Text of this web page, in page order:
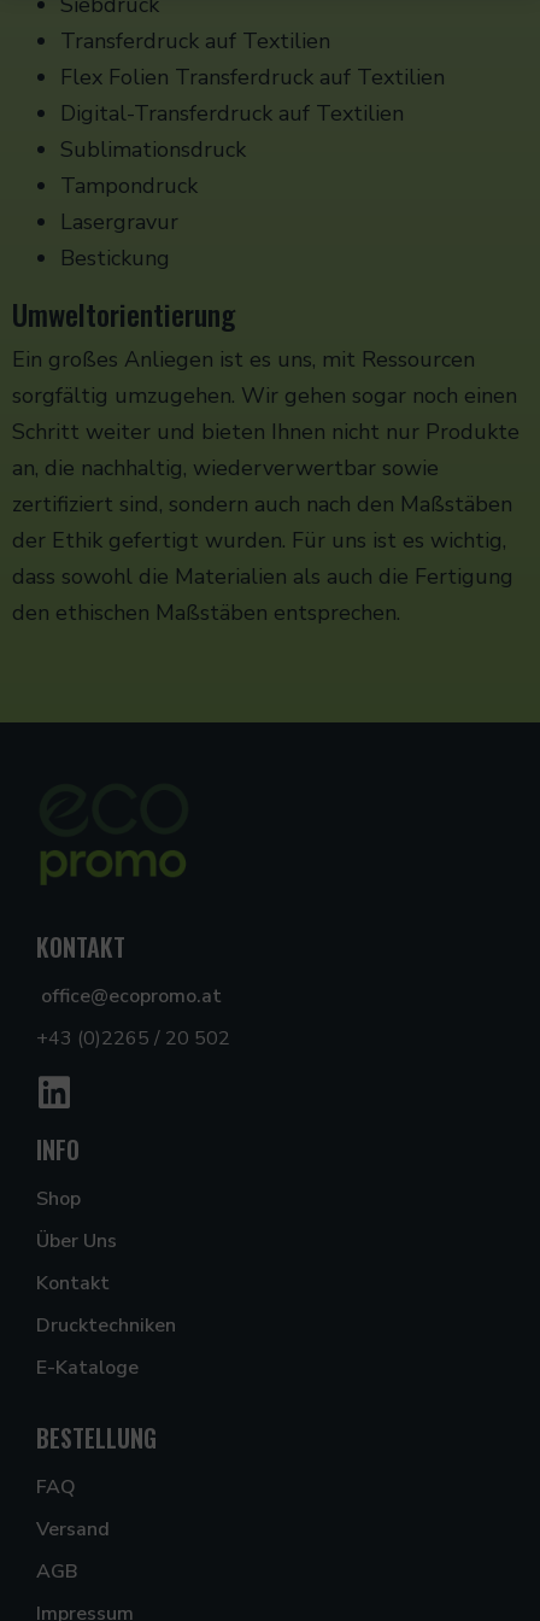
Transferdruck auf Textilien
Flex Folien Transferdruck auf Textilien
Digital-Transferdruck auf Textilien
Sublimationsdruck
Tampondruck
Lasergravur
Bestickung
Umweltorientierung
Ein großes Anliegen ist es uns, mit Ressourcen
sorgfältig umzugehen. Wir gehen sogar noch einen
Schritt weiter und bieten Ihnen nicht nur Produkte
an, die nachhaltig, wiederverwertbar sowie
zertifiziert sind, sondern auch nach den Maßstäben
der Ethik gefertigt wurden. Für uns ist es wichtig,
dass sowohl die Materialien als auch die Fertigung
den ethischen Maßstäben entsprechen.
KONTAKT
office@ecopromo.at
+43 (0)2265 / 20 502
INFO
Shop
Über Uns
Kontakt
Drucktechniken
E-Kataloge
BESTELLUNG
FAQ
Versand
AGB
Impressum